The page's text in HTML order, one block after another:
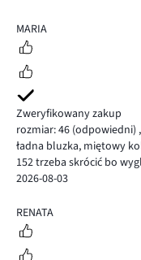
5
MARIA
Zweryfikowany zakup
rozmiar: 46 (odpowiedni) ,
ładna bluzka, miętowy
152 trzeba skrócić bo
2026-08-03
5
RENATA